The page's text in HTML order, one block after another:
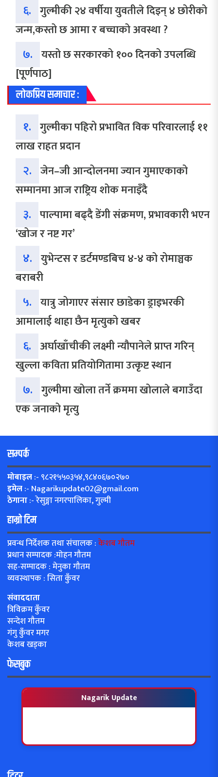
६. गुल्मीकी २४ वर्षीया युवतीले दिइन् ४ छोरीको
जन्म,कस्तो छ आमा र बच्चाको अवस्था ?
७. यस्तो छ सरकारको १०० दिनको उपलब्धि
[पूर्णपाठ]
लोकप्रिय समाचार :
१. गुल्मीका पहिरो प्रभावित विक परिवारलाई ११
लाख राहत प्रदान
२. जेन–जी आन्दोलनमा ज्यान गुमाएकाको
सम्मानमा आज राष्ट्रिय शोक मनाइँदै
३. पाल्पामा बढ्दै डेंगी संक्रमण, प्रभावकारी भएन
‘खोज र नष्ट गर’
४. युभेन्टस र डर्टमण्डबिच ४-४ को रोमाञ्चक
बराबरी
५. यात्रु जोगाएर संसार छाडेका ड्राइभरकी
आमालाई थाहा छैन मृत्युको खबर
६. अर्घाखाँचीकी लक्ष्मी न्यौपानेले प्राप्त गरिन्
खुल्ला कविता प्रतियोगितामा उत्कृष्ट स्थान
७. गुल्मीमा खोला तर्ने क्रममा खोलाले बगाउँदा
एक जनाको मृत्यु
सम्पर्क
मोबाइल:- ९८२१५५०३५४,९८४०६७०२७०
इमेल:- Nagarikupdate02@gmail.com
ठेगाना:- रेसुङ्गा नगरपालिका, गुल्मी
हाम्रो टिम
प्रवन्ध निर्देशक तथा संचालक :केशब गौतम
प्रधान सम्पादक :मोहन गौतम
सह-सम्पादक : मेनुका गौतम
व्यवस्थापक : सिता कुँवर
संवाददाता
त्रिविक्रम कुँवर
सन्देश गौतम
गंगु कुँवर मगर
केशब खड्का
फेसबुक
Nagarik Update